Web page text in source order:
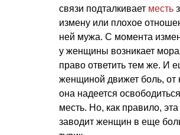
связи подталкивает месть
измену или плохое
ней мужа. С момента
у женщины возникает
право ответить тем же. И
женщиной движет боль, от
она надеется
месть. Но, как правило,
заводит женщин в еще